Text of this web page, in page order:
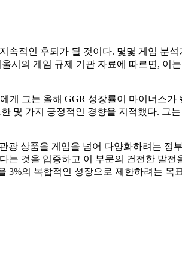
속적인 후퇴가 될 것이다. 몇몇 게임 분
의 게임 규제 기관 자료에 따르면, 이
게 그는 올해 GGR 성장률이 마이너스
몇 가지 긍정적인 경향을 지적했다. 그
상품을 게임을 넘어 다양화하려는
것을 입증하고 이 부문의 건전한 발
3%의 복합적인 성장으로 제한하려는 목